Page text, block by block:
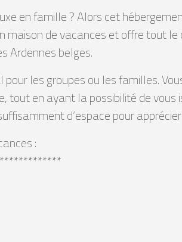
en famille ? Alors cet
de vacances et offre tout
Ardennes belges.
les groupes ou les familles.
tout en ayant la possibilité de vous
d’espace pour
: